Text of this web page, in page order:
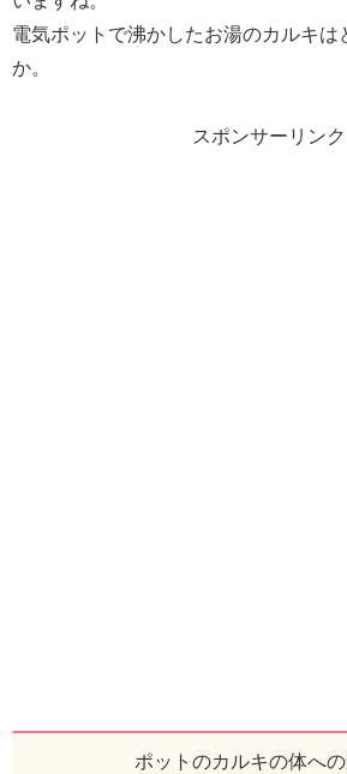
電気ポットで沸かしたお湯のカルキは
か。
スポンサーリンク
ポットのカルキの体へ